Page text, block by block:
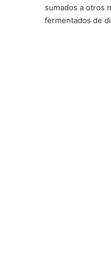
sumados a otros
fermentados de